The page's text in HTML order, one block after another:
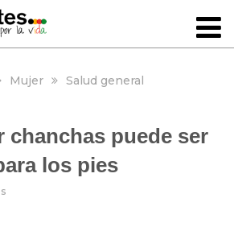
Mujer Salud general
chanchas puede ser
los pies